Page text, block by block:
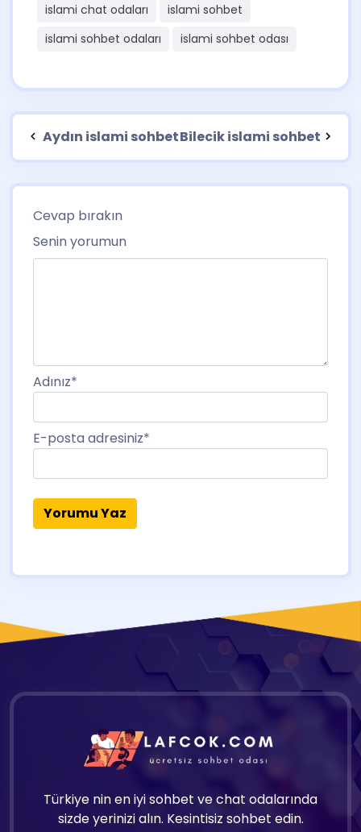
islami chat odaları
islami sohbet
islami sohbet odaları
islami sohbet odası
Aydın islami sohbetBilecik islami sohbet
Cevap bırakın
Senin yorumun
Adınız*
E-posta adresiniz*
Türkiye nin en iyi sohbet ve chat odalarında
sizde yerinizi alın. Kesintisiz sohbet edin.